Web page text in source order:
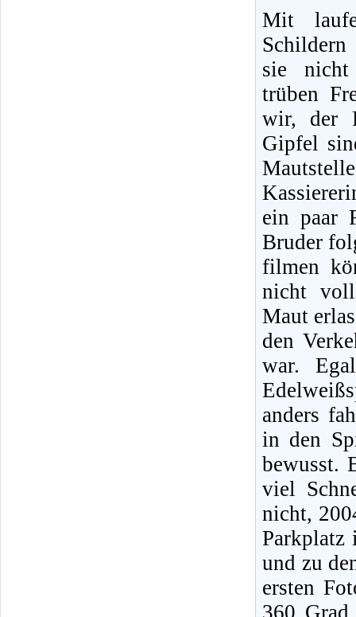
Mit
sie nicht
trüben
wir, der
Gipfel
ein paar
Bruder
filmen
nicht
Maut
den
war.
anders
in den
bewusst.
viel
nicht,
Parkplatz
und zu
ersten